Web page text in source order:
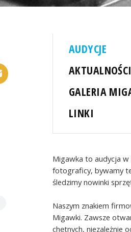
AUDYCJE
GALERIA
LINKI
Migawka to audycja
fotograficy, bywamy
śledzimy nowinki
Naszym znakiem
Migawki. Zawsze
chętnych, niezależnie